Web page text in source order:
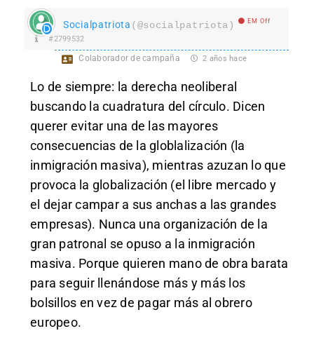
Socialpatriota (@socialpatriota) EM Off
#2799532
Colaborador de campaña 2 años hace
Lo de siempre: la derecha neoliberal
buscando la cuadratura del círculo. Dicen
querer evitar una de las mayores
consecuencias de la globlalización (la
inmigración masiva), mientras azuzan lo que
provoca la globalización (el libre mercado y
el dejar campar a sus anchas a las grandes
empresas). Nunca una organización de la
gran patronal se opuso a la inmigración
masiva. Porque quieren mano de obra barata
para seguir llenándose más y más los
bolsillos en vez de pagar más al obrero
europeo.